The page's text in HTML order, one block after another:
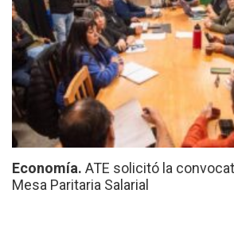
Economía. ATE solicitó la
Mesa Paritaria Salarial